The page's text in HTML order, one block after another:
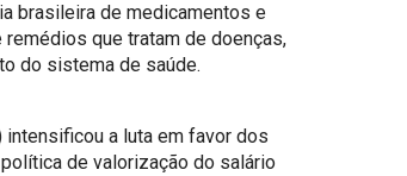
brasileira de medicamentos e
que tratam de doenças,
do sistema de saúde.
a luta em favor dos
de valorização do salário